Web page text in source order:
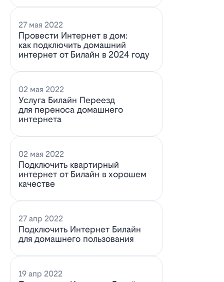
27 мая 2022
Провести Интернет в дом:
как подключить домашний
интернет от Билайн в 2024 году
02 мая 2022
Услуга Билайн Переезд
для переноса домашнего
интернета
02 мая 2022
Подключить квартирный
интернет от Билайн в хорошем
качестве
27 апр 2022
Подключить Интернет Билайн
для домашнего пользования
19 апр 2022